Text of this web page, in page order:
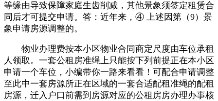
等缘由导致保障家庭生齿削减，其他景象须签定租赁合
同后才可提交申请。答：近年来，④ 上述因第（9）景
象申请房源调整的。
物业办理费按本小区物业合同商定尺度由车位承租
人领取。一套公租房准绳上只能按下列前提正在本小区
申请一个车位，小编带你一路来看看！可配合申请调整
至此中一套房源所正在区域的一套合适配租准绳的配租
房源，迁入户口前需到房源对应的公租房房办理办事核